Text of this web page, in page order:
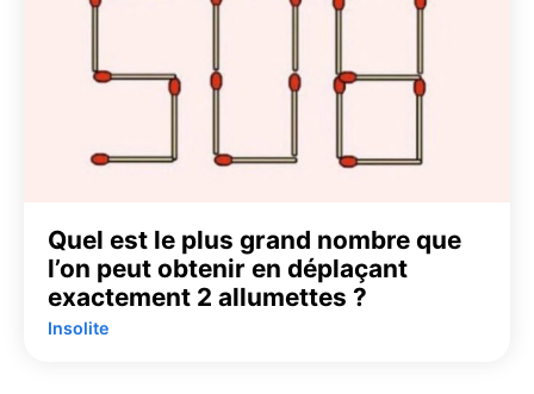
Quel est le plus grand nombre que
l’on peut obtenir en déplaçant
exactement 2 allumettes ?
Insolite